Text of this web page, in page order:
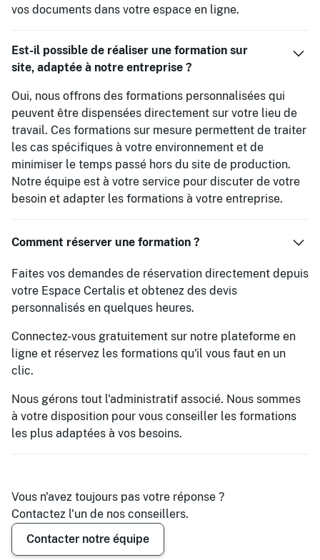
vos documents dans votre espace en ligne.
Est-il possible de réaliser une formation sur
site, adaptée à notre entreprise ?
Oui, nous offrons des formations personnalisées qui
peuvent être dispensées directement sur votre lieu de
travail. Ces formations sur mesure permettent de traiter
les cas spécifiques à votre environnement et de
minimiser le temps passé hors du site de production.
Notre équipe est à votre service pour discuter de votre
besoin et adapter les formations à votre entreprise.
Comment réserver une formation ?
Faites vos demandes de réservation directement depuis
votre Espace Certalis et obtenez des devis
personnalisés en quelques heures.
Connectez-vous gratuitement sur notre plateforme en
ligne et réservez les formations qu'il vous faut en un
clic.
Nous gérons tout l'administratif associé. Nous sommes
à votre disposition pour vous conseiller les formations
les plus adaptées à vos besoins.
Vous n'avez toujours pas votre réponse ?
Contactez l'un de nos conseillers.
Contacter notre équipe